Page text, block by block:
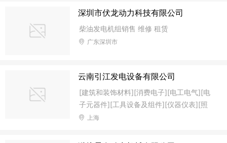
深圳市伏龙动力科技有限公司
柴油发电机组销售 维修 租赁
广东深圳市
云南引江发电设备有限公司
[建筑和装饰材料][消费电子][电工电气][电
子元器件][工具设备及组件][仪器仪表][照
明][制作加工机械][冶金矿产和能源][五金工
上海